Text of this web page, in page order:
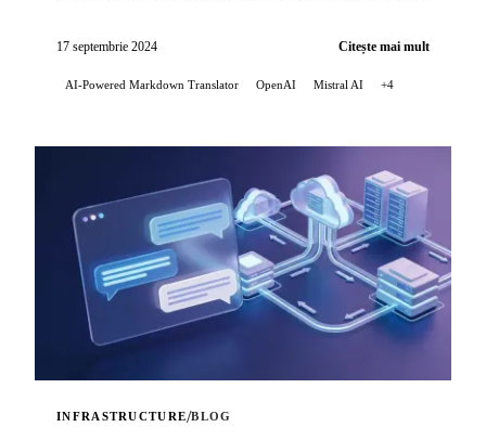
semnificative...
17 septembrie 2024 Citește mai mult
AI-Powered Markdown Translator OpenAI Mistral AI +4
INFRASTRUCTURE/BLOG